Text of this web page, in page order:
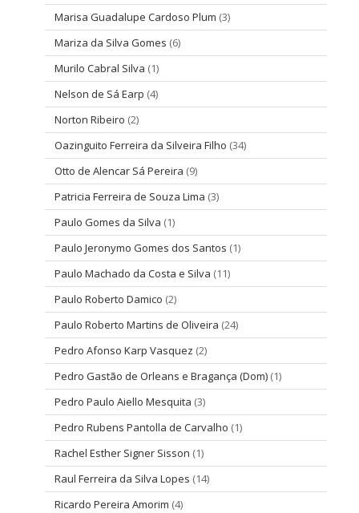
Marisa Guadalupe Cardoso Plum (3)
Mariza da Silva Gomes (6)
Murilo Cabral Silva (1)
Nelson de Sá Earp (4)
Norton Ribeiro (2)
Oazinguito Ferreira da Silveira Filho (34)
Otto de Alencar Sá Pereira (9)
Patricia Ferreira de Souza Lima (3)
Paulo Gomes da Silva (1)
Paulo Jeronymo Gomes dos Santos (1)
Paulo Machado da Costa e Silva (11)
Paulo Roberto Damico (2)
Paulo Roberto Martins de Oliveira (24)
Pedro Afonso Karp Vasquez (2)
Pedro Gastão de Orleans e Bragança (Dom) (1)
Pedro Paulo Aiello Mesquita (3)
Pedro Rubens Pantolla de Carvalho (1)
Rachel Esther Signer Sisson (1)
Raul Ferreira da Silva Lopes (14)
Ricardo Pereira Amorim (4)